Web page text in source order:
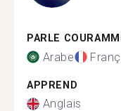
PARLE
Arabe
APPREND
Anglais